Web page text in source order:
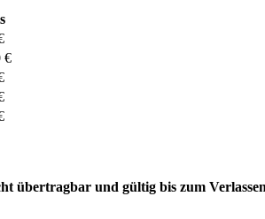
€
und gültig bis zum